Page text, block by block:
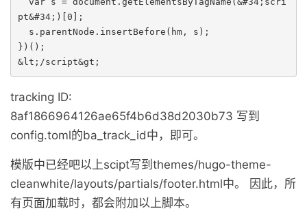
pt&#34;)[0];
})();
&lt;/script&gt;
tracking ID:
8af1866964126ae65f4b6d38d2030b73 写到
config.toml的ba_track_id中，即可。
模版中已经吧以上scipt写到themes/hugo-theme-
cleanwhite/layouts/partials/footer.html中。 因此，所
有页面加载时，都会附加以上脚本。